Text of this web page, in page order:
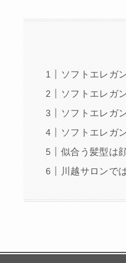
ソフトエレガ
ソフトエレガ
ソフトエレガ
ソフトエレガ
似合う髪型は
川越サロンで